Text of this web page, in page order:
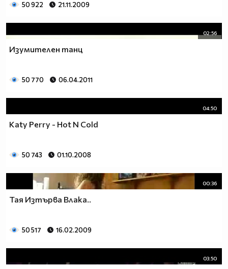
50 922 21.11.2009
02:56
Изумителен танц
50 770 06.04.2011
04:50
Katy Perry - Hot N Cold
50 743 01.10.2008
00:36
Тая Изтърва Влака..
50 517 16.02.2009
03:50